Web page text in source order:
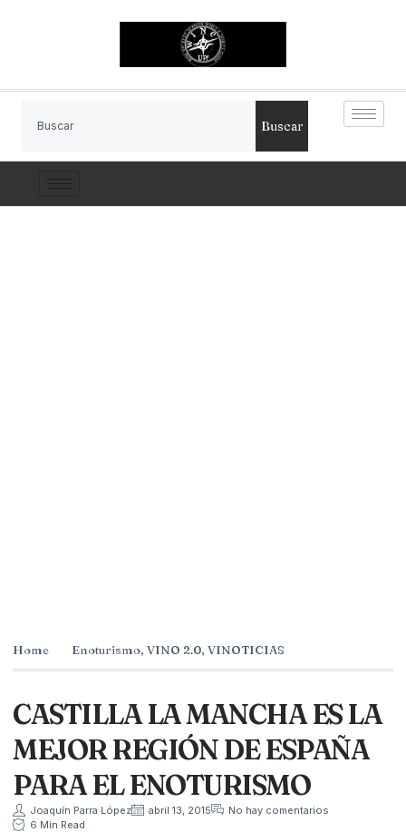
Buscar
Home Enoturismo, VINO 2.0, VINOTICIAS
CASTILLA LA MANCHA ES LA
MEJOR REGIÓN DE ESPAÑA
PARA EL ENOTURISMO
Joaquín Parra López abril 13, 2015
No hay comentarios
6 Min Read